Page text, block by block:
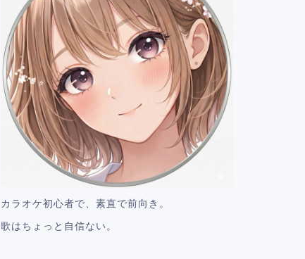
カラオケ初心者で、素直で前向き。
歌はちょっと自信ない。